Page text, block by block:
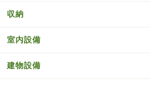
収納
室内設備
建物設備